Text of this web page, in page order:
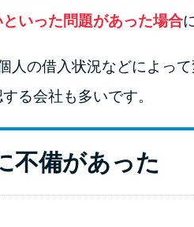
いった問題があった場合
人の借入状況などによっ
る会社も多いです。
不備があった